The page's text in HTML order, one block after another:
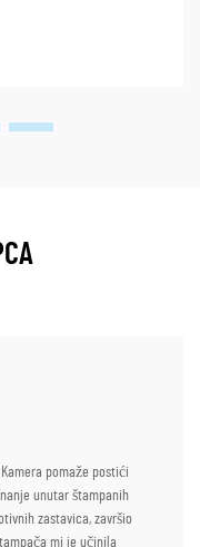
pomaže postići
unutar štampanih
zastavica, završio
mi je učinila